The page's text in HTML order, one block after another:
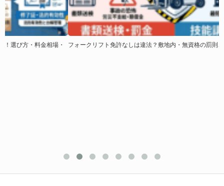
フォークリフト免許なしは違法？敷地内・無資格の罰則、通報フローなど